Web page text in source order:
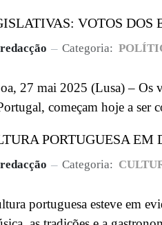
VOTOS DOS
redacção Categoria:
27 mai 2025 (Lusa) – Os
começam hoje a ser
PORTUGUESA EM
redacção Categoria:
portuguesa esteve em